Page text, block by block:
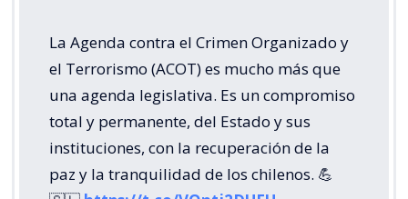
La Agenda contra el Crimen Organizado y
el Terrorismo (ACOT) es mucho más que
una agenda legislativa. Es un compromiso
total y permanente, del Estado y sus
instituciones, con la recuperación de la
paz y la tranquilidad de los chilenos. 💪